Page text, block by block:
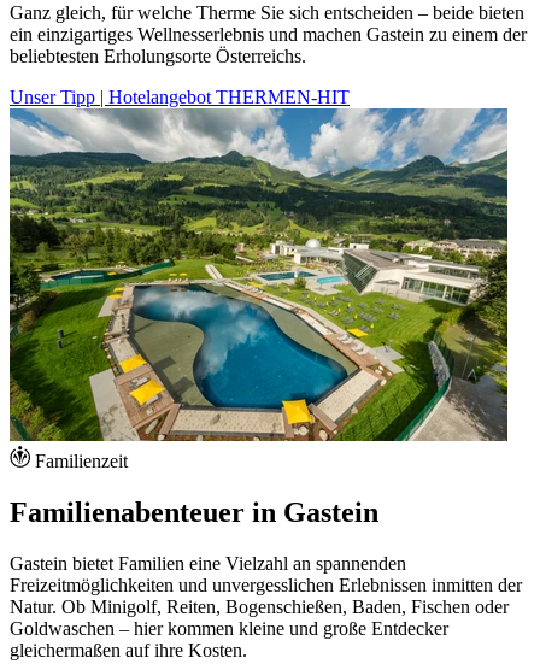
Ganz gleich, für welche Therme Sie sich entscheiden – beide bieten
ein einzigartiges Wellnesserlebnis und machen Gastein zu einem der
beliebtesten Erholungsorte Österreichs.
Unser Tipp | Hotelangebot THERMEN-HIT
Familienzeit
Familienabenteuer in Gastein
Gastein bietet Familien eine Vielzahl an spannenden
Freizeitmöglichkeiten und unvergesslichen Erlebnissen inmitten der
Natur. Ob Minigolf, Reiten, Bogenschießen, Baden, Fischen oder
Goldwaschen – hier kommen kleine und große Entdecker
gleichermaßen auf ihre Kosten.